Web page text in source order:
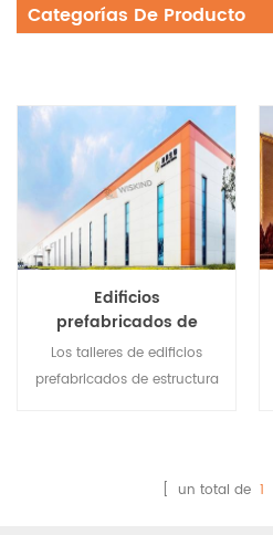
Categorías De Producto
Edificios
prefabricados de
estructura de acero
para la industria
Los talleres de edificios
prefabricados de estructura
período de construcción,[ un total de 1